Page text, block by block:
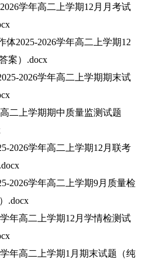
学年高二上学期12月月考试
2025-2026学年高二上学期12
案）.docx
2026学年高二上学期期末试
二上学期期中质量监测试题
学年高二上学期12月联考
学年高二上学期9月质量检
.docx
高二上学期12月学情检测试
高二上学期1月期末试题（纯